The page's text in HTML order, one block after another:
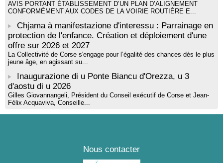
AVIS PORTANT ÉTABLISSEMENT D’UN PLAN D’ALIGNEMENT
CONFORMÉMENT AUX CODES DE LA VOIRIE ROUTIÈRE E...
Chjama à manifestazione d'interessu : Parrainage en
protection de l'enfance. Création et déploiement d'une
offre sur 2026 et 2027
La Collectivité de Corse s'engage pour l’égalité des chances dès le plus
jeune âge, en agissant su...
Inaugurazione di u Ponte Biancu d'Orezza, u 3
d'aostu di u 2026
Gilles Giovannangeli, Président du Conseil exécutif de Corse et Jean-
Félix Acquaviva, Conseille...
Nous contacter